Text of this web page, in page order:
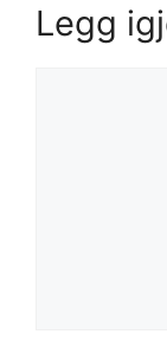
Legg